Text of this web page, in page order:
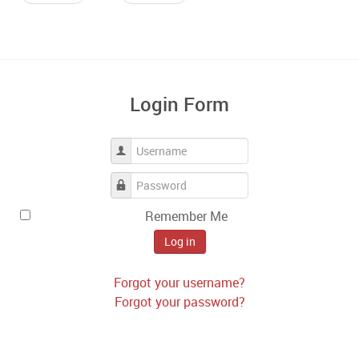
Login Form
Username
Password
Remember Me
Log in
Forgot your username?
Forgot your password?